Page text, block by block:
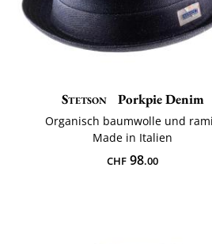
Stetson Porkpie Denim
Organisch baumwolle und
Made in Italien
CHF 98.00